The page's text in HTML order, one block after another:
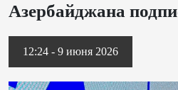
Азербайджана
12:24 - 9 июня 2026